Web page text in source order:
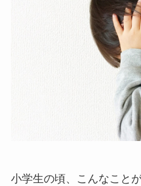
小学生の頃、こんなこと